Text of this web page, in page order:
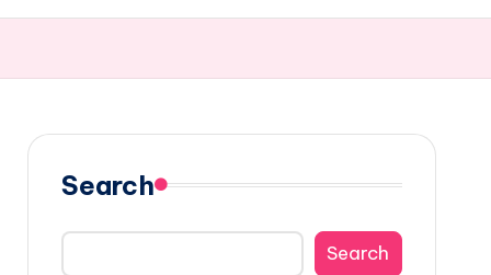
Search
Search